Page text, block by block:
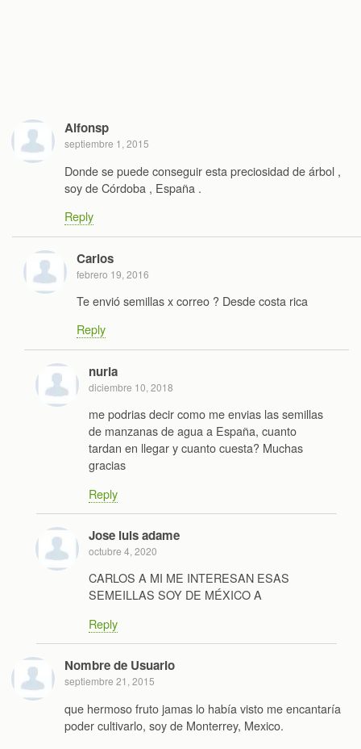
Alfonsp
septiembre 1, 2015
Donde se puede conseguir esta preciosidad de árbol ,
soy de Córdoba , España .
Reply
Carlos
febrero 19, 2016
Te envió semillas x correo ? Desde costa rica
Reply
nuria
diciembre 10, 2018
me podrias decir como me envias las semillas
de manzanas de agua a España, cuanto
tardan en llegar y cuanto cuesta? Muchas
gracias
Reply
Jose luis adame
octubre 4, 2020
CARLOS A MI ME INTERESAN ESAS
SEMEILLAS SOY DE MÉXICO A
Reply
Nombre de Usuario
septiembre 21, 2015
que hermoso fruto jamas lo había visto me encantaría
poder cultivarlo, soy de Monterrey, Mexico.